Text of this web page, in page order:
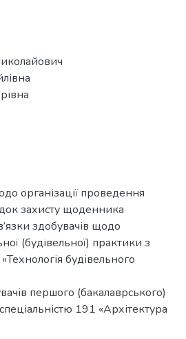
організації проведення
захисту щоденника
здобувачів щодо
(будівельної) практики з
будівельного
першого (бакалаврського)
191 «Архітектура